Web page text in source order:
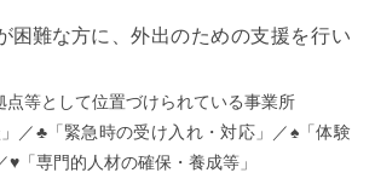
困難な方に、 外出のための支援を行い
点等として位置づけられている事業所
」／♣「緊急時の受け入れ・対応 」／♠「体験
♥「専門的人材の確保・養成等 」